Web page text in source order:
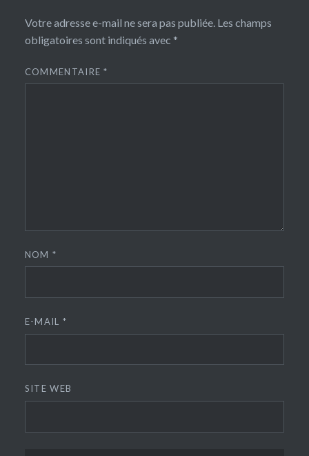
Votre adresse e-mail ne sera pas publiée. Les champs
obligatoires sont indiqués avec *
COMMENTAIRE*
NOM*
E-MAIL *
SITE WEB